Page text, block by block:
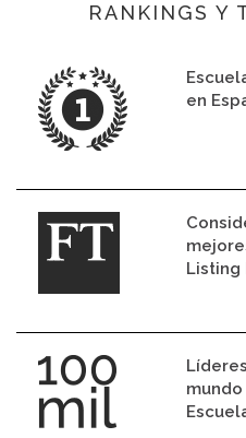
RANKINGS Y
en
Listing